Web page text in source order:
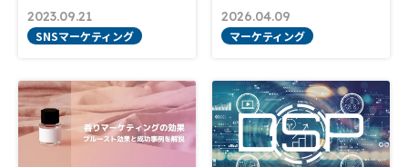
2023.09.21
SNSマーケティング
2026.04.09
マーケティング